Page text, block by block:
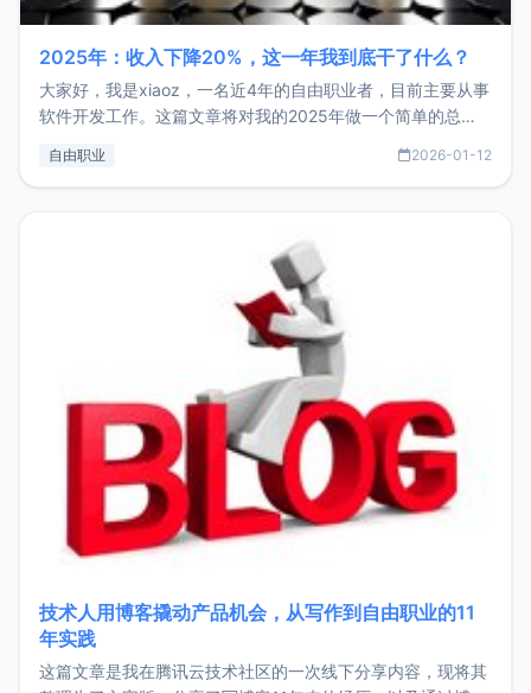
2025年：收入下降20%，这一年我到底干了什么？
大家好，我是xiaoz，一名近4年的自由职业者，目前主要从事
软件开发工作。这篇文章将对我的2025年做一个简单的总
收入下降20%，但却过得很充实，2026年不求突破，但求保
自由职业 2026-01-12
技术人用博客撬动产品机会，从写作到自由职业的11
年实践
这篇文章是我在腾讯云技术社区的一次线下分享内容，现将其